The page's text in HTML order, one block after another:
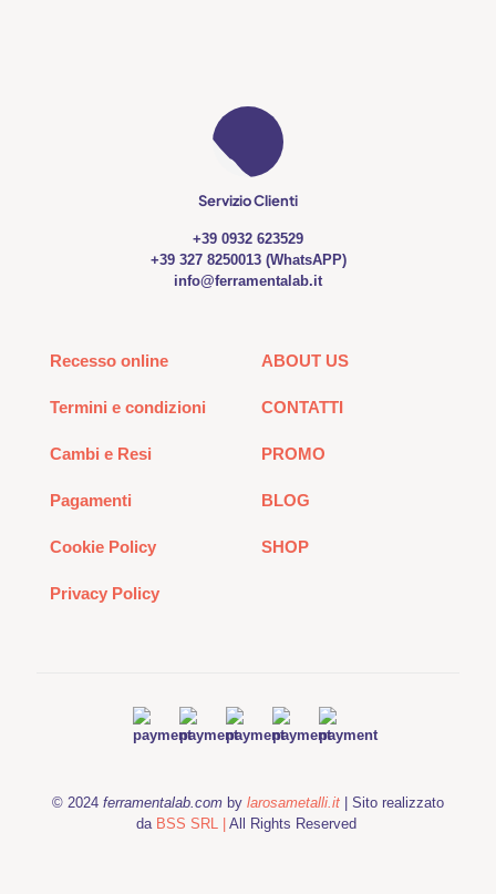
Servizio Clienti
+39 0932 623529
+39 327 8250013 (WhatsAPP)
info@ferramentalab.it
Recesso online
Termini e condizioni
Cambi e Resi
Pagamenti
Cookie Policy
Privacy Policy
ABOUT US
CONTATTI
PROMO
BLOG
SHOP
© 2024 ferramentalab.com by larosametalli.it | Sito realizzato
da BSS SRL | All Rights Reserved